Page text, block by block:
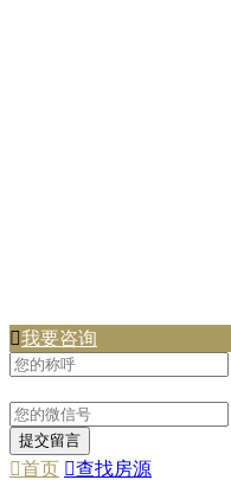
我要咨询
首页 查找房源